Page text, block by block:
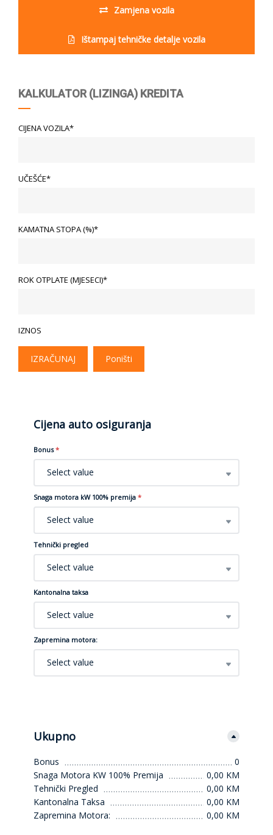
Zamjena vozila
Ištampaj tehničke detalje vozila
KALKULATOR (LIZINGA) KREDITA
CIJENA VOZILA*
UČEŠĆE*
KAMATNA STOPA (%)*
ROK OTPLATE (MJESECI)*
IZNOS
IZRAČUNAJ Poništi
Cijena auto osiguranja
Bonus *
Select value
Snaga motora kW 100% premija *
Select value
Tehnički pregled
Select value
Kantonalna taksa
Select value
Zapremina motora:
Select value
Ukupno
Bonus
0
Snaga Motora KW 100% Premija
0,00 KM
Tehnički Pregled
0,00 KM
Kantonalna Taksa
0,00 KM
Zapremina Motora:
0,00 KM